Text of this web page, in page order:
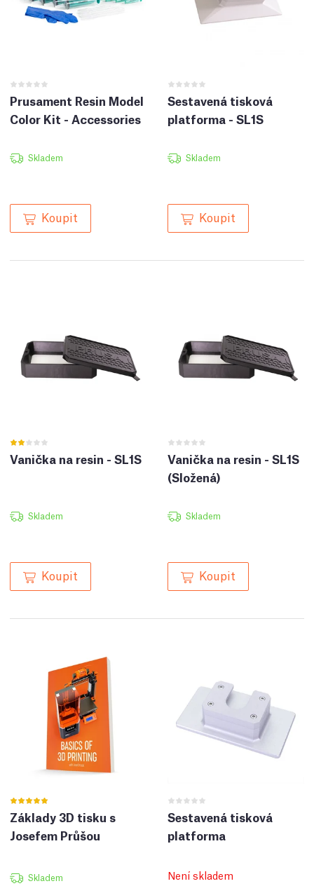
Prusament Resin Model
Color Kit - Accessories
Skladem
Koupit
Sestavená tisková
platforma - SL1S
Skladem
Koupit
Vanička na resin - SL1S
Skladem
Koupit
Vanička na resin - SL1S
(Složená)
Skladem
Koupit
Základy 3D tisku s
Josefem Průšou
Skladem
Sestavená tisková
platforma
Není skladem